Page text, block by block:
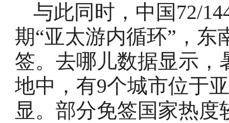
与此同时，中国72/
期“亚太游内循环”，
签。去哪儿数据显示，
地中，有9个城市位于
显。部分免签国家热